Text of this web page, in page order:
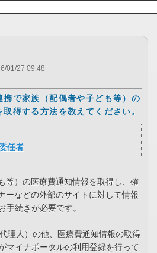
01/27 09:48
携で家族（配偶者や子ども等）の
得する方法を教えてください。
任者
等）の医療費通知情報を取得し、確
ーなどの外部のサイトに対して情報
手続きが必要です。
理人）の他、医療費通知情報の取得
マイナポータルの利用登録を行って